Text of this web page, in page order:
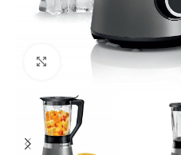
Click to enlarge